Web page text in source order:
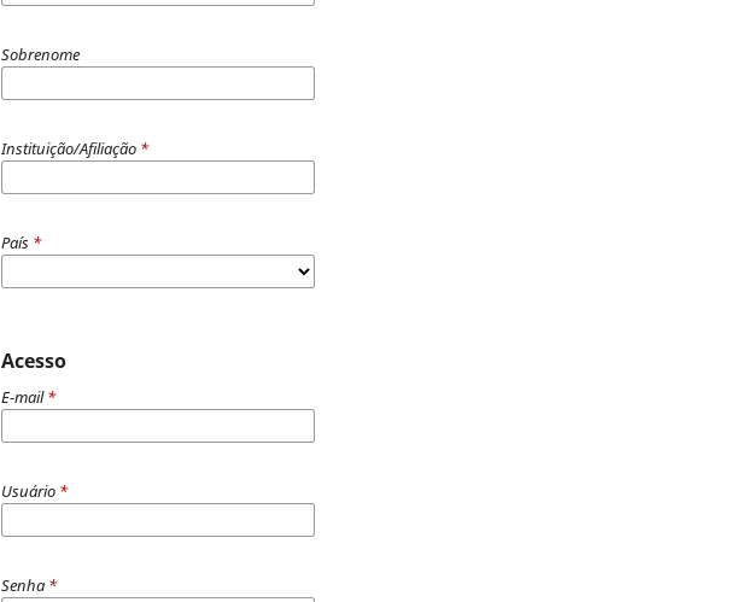
Sobrenome
Instituição/Afiliação *
País *
Acesso
E-mail*
Usuário *
Senha *